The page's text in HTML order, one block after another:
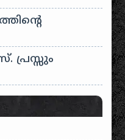
പ്രസ്സും